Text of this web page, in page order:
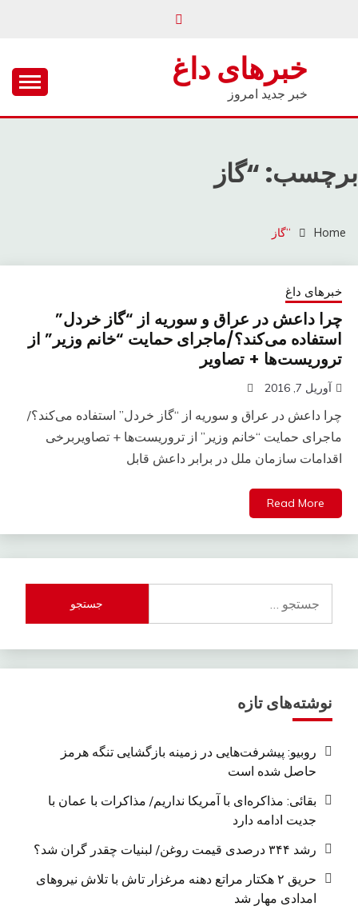
خبرهای داغ
خبر جدید امروز
برچسب: “گاز
Home “گاز
خبرهای داغ
چرا داعش در عراق و سوریه از “گاز خردل”
استفاده می‌کند؟/ماجرای حمایت “خانم وزیر” از
تروریست‌ها + تصاویر
آوریل 7, 2016
چرا داعش در عراق و سوریه از “گاز خردل” استفاده می‌کند؟/
ماجرای حمایت “خانم وزیر” از تروریست‌ها + تصاویربرخی
اقدامات سازمان ملل در برابر داعش قابل
Read More
برای:
نوشته‌های تازه
روبیو: پیشرفت‌هایی در زمینه بازگشایی تنگه هرمز
حاصل شده است
بقائی: مذاکره‌ای با آمریکا نداریم/ مذاکرات با عمان با
جدیت ادامه دارد
رشد ۳۴۴ درصدی قیمت روغن/ لبنیات چقدر گران شد؟
حریق ۲ هکتار مراتع دهنه مرغزار تاش با تلاش نیروهای
امدادی مهار شد